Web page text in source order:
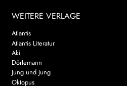
WEITERE VERLAGE
Atlantis
Atlantis Literatur
Aki
Dörlemann
Jung und Jung
Oktopus